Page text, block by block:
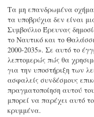
Τα μη επανδρωμένα
τα υποβρύχια δεν είναι
Συμβούλιο Έρευνας
το Ναυτικό και το
2000-2035». Σε αυτό το
λεπτομερώς πώς θα
για την υποστήριξη των
ασφαλείς συνδέσμους
πραγματοποίηση αυτού
μπορεί να παρέχει αυτό
κρυμμένα.